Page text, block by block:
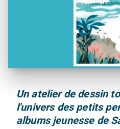
Un atelier de dessin
l'univers des petits
albums jeunesse de